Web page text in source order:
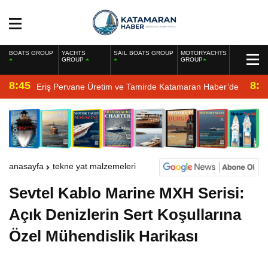
BOATS GROUP
YACHTS
GROUP
SAIL BOATS GROUP
MOTORYACHTS
GROUP
8:45 Eriş Pervane Üretim ve Tamirde Katamaran Haber’de
anasayfa tekne yat malzemeleri
Sevtel Kablo Marine MXH Serisi:
Açık Denizlerin Sert Koşullarına
Özel Mühendislik Harikası